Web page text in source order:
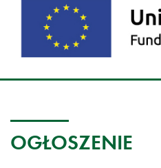
OGŁOSZENIE